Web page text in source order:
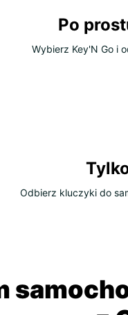
Po
Wybierz Key'N Go i
Odbierz kluczyki do